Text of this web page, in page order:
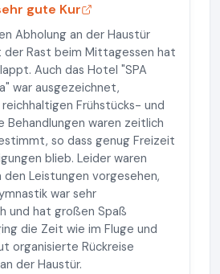
gute Kur
Abholung an der Haustür
der Rast beim Mittagessen hat
Auch das Hotel "SPA
war ausgezeichnet,
Frühstücks- und
Behandlungen waren zeitlich
so dass genug Freizeit
blieb. Leider waren
den Leistungen vorgesehen,
war sehr
und hat großen Spaß
die Zeit wie im Fluge und
organisierte Rückreise
der Haustür.